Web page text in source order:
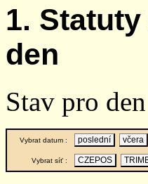
1.
den
Stav pro
Vybrat datum : poslední včera
Vybrat síť : CZEPOS